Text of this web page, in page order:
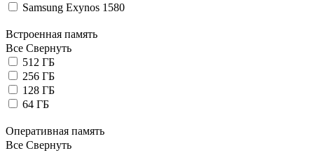
Samsung Exynos 1580
Встроенная память
Все Свернуть
512 ГБ
256 ГБ
128 ГБ
64 ГБ
Оперативная память
Все Свернуть